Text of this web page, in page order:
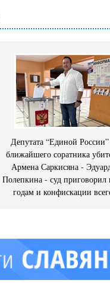
Депутата “Единой
ближайшего соратника
Армена Саркисяна -
Полепкина - суд приговорил
годам и конфискации